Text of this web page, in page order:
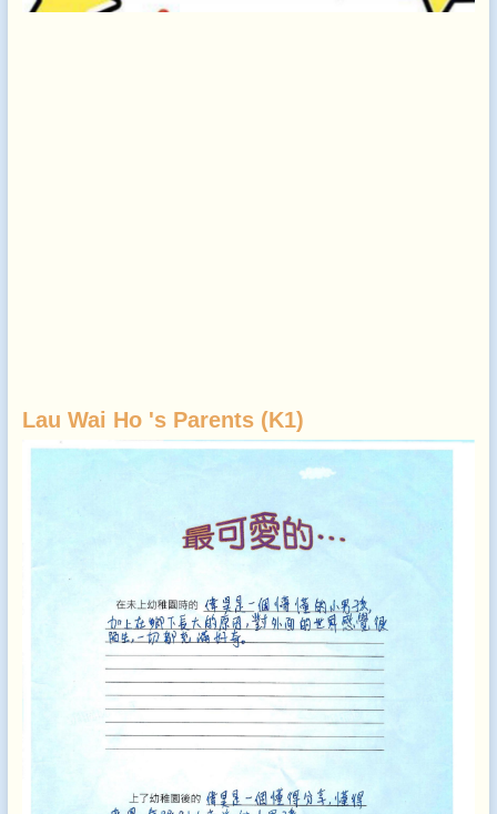
Lau Wai Ho 's Parents (K1)